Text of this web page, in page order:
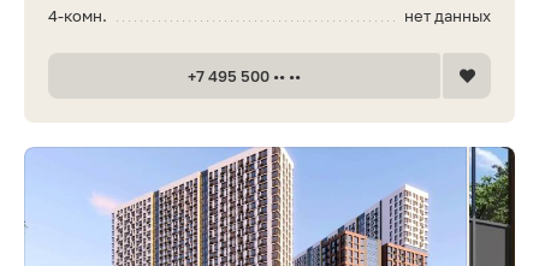
нет данных
4-комн.
+7 495 500 •• ••